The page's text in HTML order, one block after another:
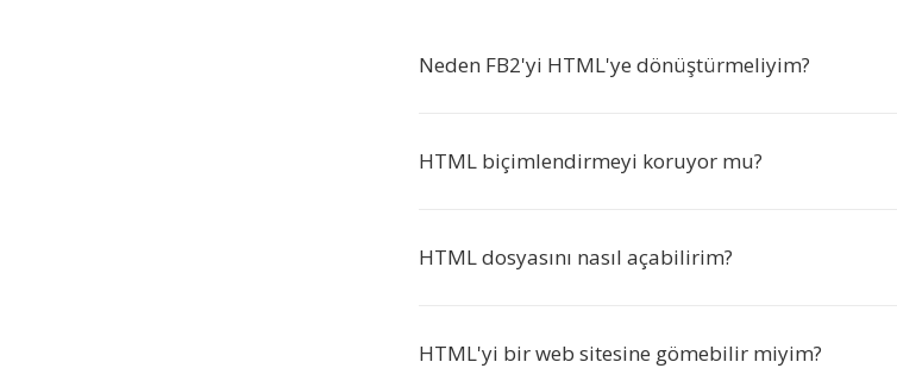
Neden FB2'yi HTML'ye dönüştürmeliyim?
HTML biçimlendirmeyi koruyor mu?
HTML dosyasını nasıl açabilirim?
HTML'yi bir web sitesine gömebilir miyim?